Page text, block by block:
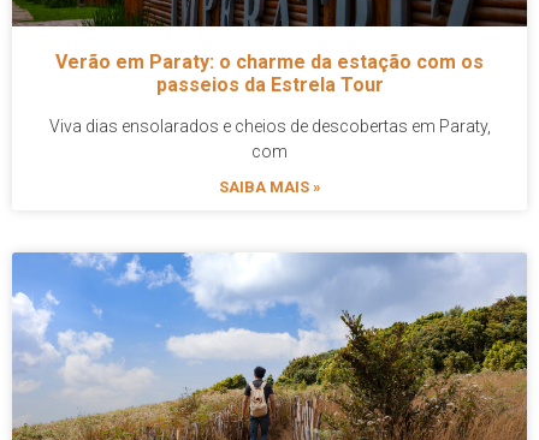
Verão em Paraty: o charme da estação com os
passeios da Estrela Tour
Viva dias ensolarados e cheios de descobertas em Paraty,
com
SAIBA MAIS »